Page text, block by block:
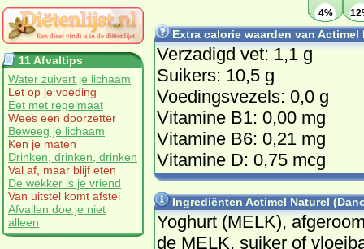
11 Afvaltips
Water zuivert je lichaam
Let op je voeding
Eet met regelmaat
Wees een doorzetter
Beweeg je lichaam
Ken je maten
Drinken, drinken, drinken
Val af, maar blijf eten
De wekker is je vriend
Van uitstel komt afstel
Afvallen doe je niet
alleen
4%
Extra calorie waarden van Actimel
Verzadigd vet: 1,1 g
Suikers: 10,5 g
Voedingsvezels: 0,0 g
Vitamine B1: 0,00 mg
Vitamine B6: 0,21 mg
Vitamine D: 0,75 mcg
Ingrediënten Actimel Naturel
Yog­hurt (MELK),
de MELK, sui­ker of